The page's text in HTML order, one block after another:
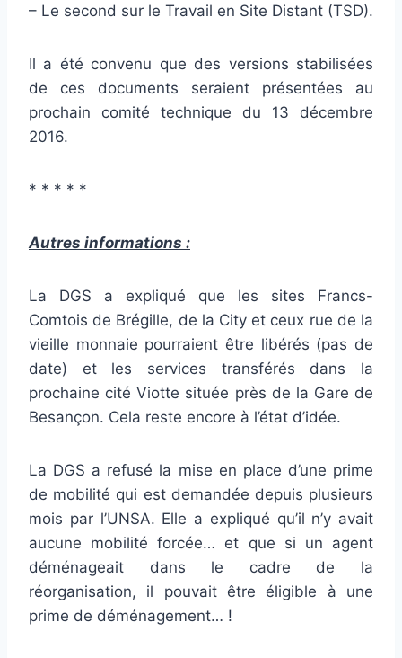
– Le second sur le Travail en Site Distant (TSD).
Il a été convenu que des versions stabilisées
de ces documents seraient présentées au
prochain comité technique du 13 décembre
2016.
* * * * *
Autres informations :
La DGS a expliqué que les sites Francs-
Comtois de Brégille, de la City et ceux rue de la
vieille monnaie pourraient être libérés (pas de
date) et les services transférés dans la
prochaine cité Viotte située près de la Gare de
Besançon. Cela reste encore à l’état d’idée.
La DGS a refusé la mise en place d’une prime
de mobilité qui est demandée depuis plusieurs
mois par l’UNSA. Elle a expliqué qu’il n’y avait
aucune mobilité forcée… et que si un agent
déménageait dans le cadre de la
réorganisation, il pouvait être éligible à une
prime de déménagement… !